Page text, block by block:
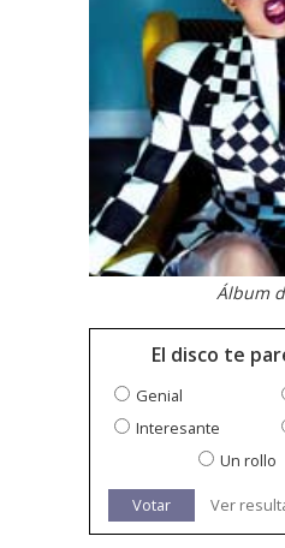
Álbum
El disco te
Genial
Interesante
Un rollo
Votar Ver